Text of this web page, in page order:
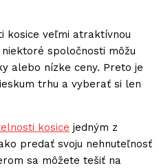
kosice veľmi atraktívnou
spoločnosti môžu
alebo nízke ceny. Preto je
trhu a vyberať si len
kosice jedným z
predať svoju nehnuteľnosť
sa môžete tešiť na